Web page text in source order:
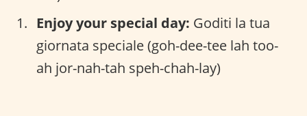
Enjoy your special day: Goditi la tua
giornata speciale (goh-dee-tee lah too-
ah jor-nah-tah speh-chah-lay)